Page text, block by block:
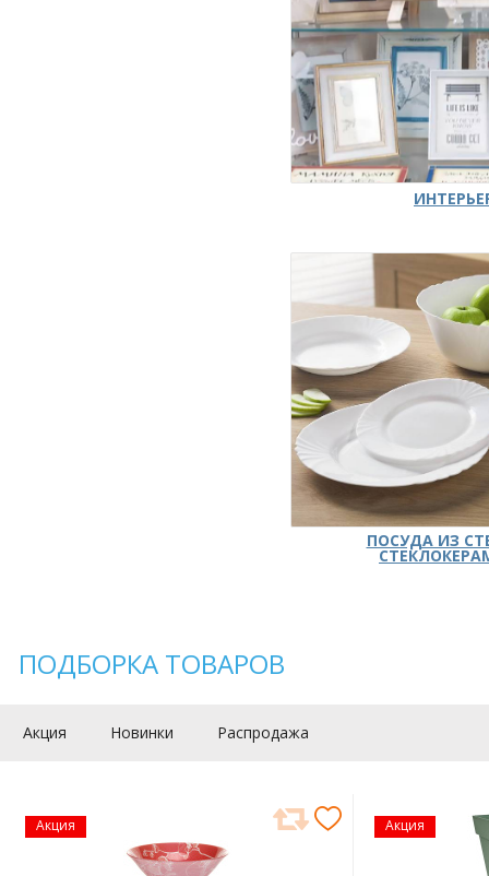
ПОСУДА ИЗ
ПОДБОРКА ТОВАРОВ
Акция Новинки Распродажа
Акция Акция